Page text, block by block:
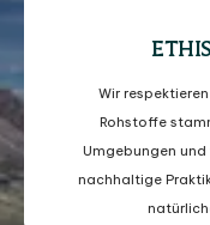
Wir
Rohstoffe
Umgebungen
nachhaltige